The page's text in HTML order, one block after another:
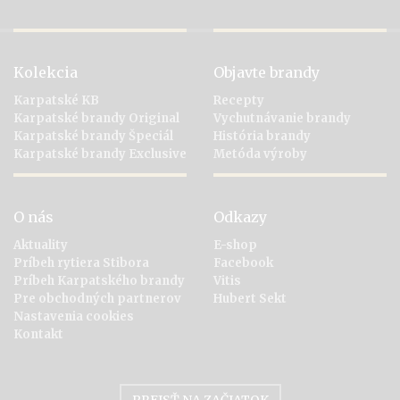
Kolekcia
Karpatské KB
Karpatské brandy Original
Karpatské brandy Špeciál
Karpatské brandy Exclusive
Objavte brandy
Recepty
Vychutnávanie brandy
História brandy
Metóda výroby
O nás
Aktuality
Príbeh rytiera Stibora
Príbeh Karpatského brandy
Pre obchodných partnerov
Nastavenia cookies
Kontakt
Odkazy
E-shop
Facebook
Vitis
Hubert Sekt